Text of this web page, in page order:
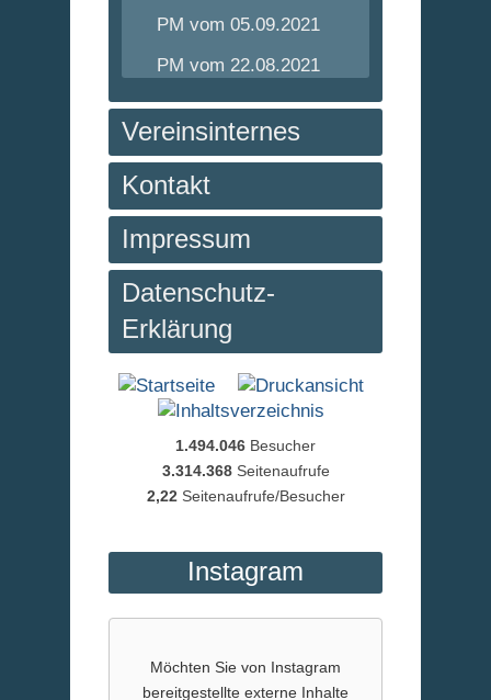
PM vom 05.09.2021
PM vom 22.08.2021
Vereinsinternes
Kontakt
Impressum
Datenschutz-
Erklärung
1.494.046 Besucher
3.314.368 Seitenaufrufe
2,22 Seitenaufrufe/Besucher
Instagram
Möchten Sie von Instagram
bereitgestellte externe Inhalte